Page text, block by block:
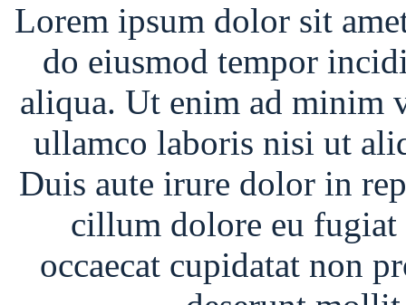
Lorem ipsum dolor sit
do eiusmod tempor
aliqua. Ut enim ad minim
ullamco laboris nisi ut
Duis aute irure dolor in
cillum dolore eu
occaecat cupidatat non